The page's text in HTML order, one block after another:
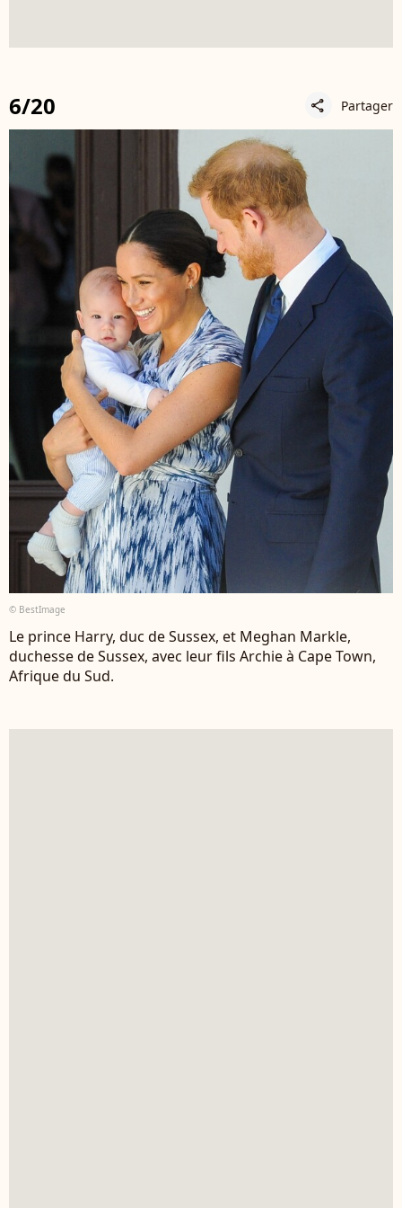
6/20 share Partager
© BestImage
Le prince Harry, duc de Sussex, et Meghan Markle,
duchesse de Sussex, avec leur fils Archie à Cape Town,
Afrique du Sud.